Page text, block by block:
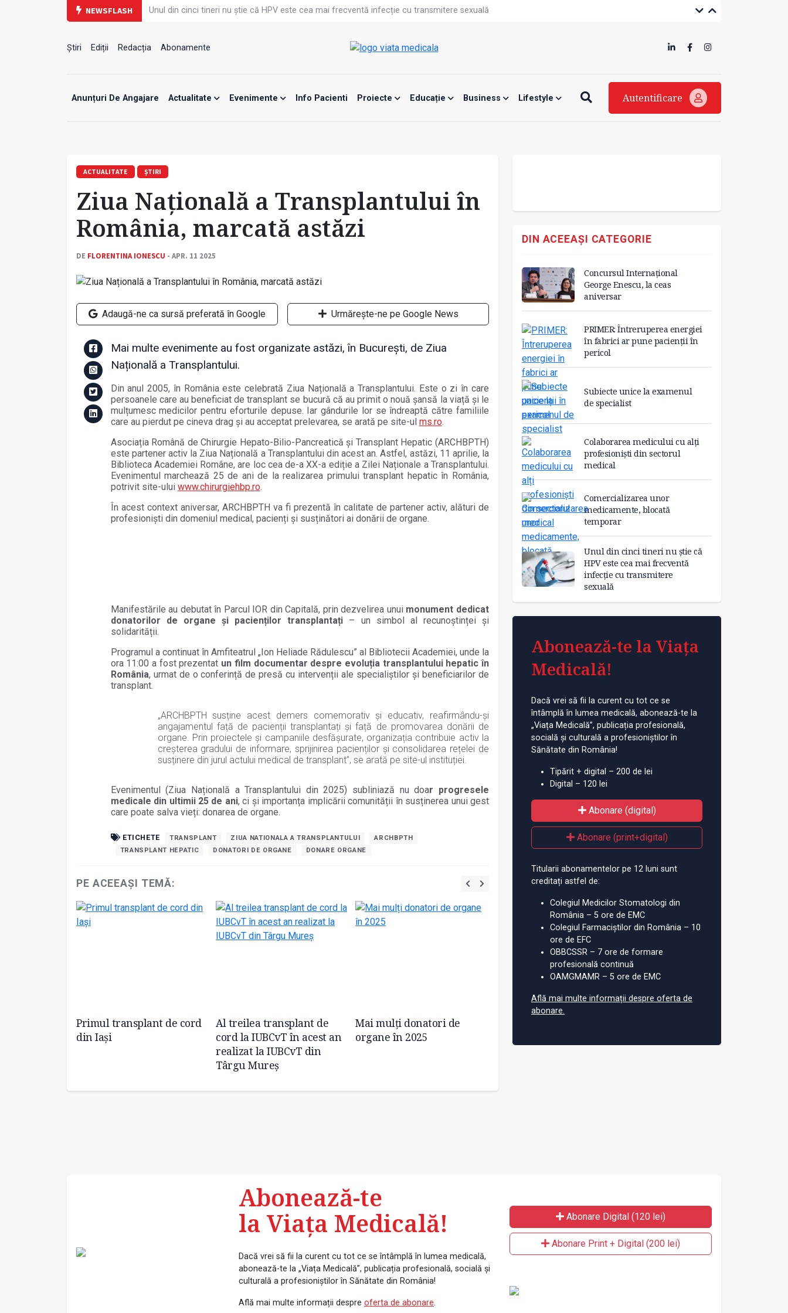
NEWSFLASH
Unul din cinci tineri nu știe că HPV este cea mai frecventă infecție cu transmitere sexuală
Comercializarea unor medicamente, blocată temporar
Un nou studiu pentru testarea unui vaccin împotriva tulpinei Bundibugyo a virusului Ebola
Știri Ediții Redacția Abonamente
Anunțuri De Angajare Actualitate Evenimente Info Pacienti Proiecte Educație Business Lifestyle Autentificare
ACTUALITATE ȘTIRI
Ziua Națională a Transplantului în
România, marcată astăzi
DE FLORENTINA IONESCU - APR. 11 2025
Adaugă-ne ca sursă preferată în Google Urmărește-ne pe Google News
Mai multe evenimente au fost organizate astăzi, în București, de Ziua
Națională a Transplantului.
Din anul 2005, în România este celebrată Ziua Națională a Transplantului. Este o zi în care
persoanele care au beneficiat de transplant se bucură că au primit o nouă șansă la viață și le
mulțumesc medicilor pentru eforturile depuse. Iar gândurile lor se îndreaptă către familiile
care au pierdut pe cineva drag și au acceptat prelevarea, se arată pe site-ul ms.ro.
Asociația Română de Chirurgie Hepato-Bilio-Pancreatică și Transplant Hepatic (ARCHBPTH)
este partener activ la Ziua Națională a Transplantului din acest an. Astfel, astăzi, 11 aprilie, la
Biblioteca Academiei Române, are loc cea de-a XX-a ediție a Zilei Naționale a Transplantului.
Evenimentul marchează 25 de ani de la realizarea primului transplant hepatic în România,
potrivit site-ului www.chirurgiehbp.ro.
În acest context aniversar, ARCHBPTH va fi prezentă în calitate de partener activ, alături de
profesioniști din domeniul medical, pacienți și susținători ai donării de organe.
Manifestările au debutat în Parcul IOR din Capitală, prin dezvelirea unui monument dedicat
donatorilor de organe și pacienților transplantați – un simbol al recunoștinței și
solidarității.
Programul a continuat în Amfiteatrul „Ion Heliade Rădulescu” al Bibliotecii Academiei, unde la
ora 11:00 a fost prezentat un film documentar despre evoluția transplantului hepatic în
România, urmat de o conferință de presă cu intervenții ale specialiștilor și beneficiarilor de
transplant.
„ARCHBPTH susține acest demers comemorativ și educativ, reafirmându-și
angajamentul față de pacienții transplantați și față de promovarea donării de
organe. Prin proiectele și campaniile desfășurate, organizația contribuie activ la
creșterea gradului de informare, sprijinirea pacienților și consolidarea rețelei de
susținere din jurul actului medical de transplant”, se arată pe site-ul instituției.
Evenimentul (Ziua Națională a Transplantului din 2025) subliniază nu doar progresele
medicale din ultimii 25 de ani, ci și importanța implicării comunității în susținerea unui gest
care poate salva vieți: donarea de organe.
ETICHETE TRANSPLANT ZIUA NATIONALA A TRANSPLANTULUI
ARCHBPTH
TRANSPLANT HEPATIC
DONATORI DE ORGANE DONARE ORGANE
PE ACEEAȘI TEMĂ:
Primul transplant de cord
din Iași
Al treilea transplant de
cord la IUBCvT în acest an
realizat la IUBCvT din
Târgu Mureş
Mai mulți donatori de
organe în 2025
DIN ACEEAȘI CATEGORIE
Concursul Internațional
George Enescu, la ceas
aniversar
PRIMER: Întreruperea energiei
în fabrici ar pune pacienții în
pericol
Subiecte unice la examenul
de specialist
Colaborarea medicului cu alți
profesioniști din sectorul
medical
Comercializarea unor
medicamente, blocată
temporar
Unul din cinci tineri nu știe că
HPV este cea mai frecventă
infecție cu transmitere
sexuală
Abonează-te la Viața
Medicală!
Dacă vrei să fii la curent cu tot ce se
întâmplă în lumea medicală, abonează-te la
„Viața Medicală”, publicația profesională,
socială și culturală a profesioniștilor în
Sănătate din România!
Tipărit + digital – 200 de lei
Digital – 120 lei
Abonare (digital)
Abonare (print+digital)
Titularii abonamentelor pe 12 luni sunt
creditați astfel de:
Colegiul Medicilor Stomatologi din
România – 5 ore de EMC
Colegiul Farmaciștilor din România – 10
ore de EFC
OBBCSSR – 7 ore de formare
profesională continuă
OAMGMAMR – 5 ore de EMC
Află mai multe informații despre oferta de
abonare.
Abonează-te
la Viața Medicală!
Dacă vrei să fii la curent cu tot ce se întâmplă în lumea medicală,
abonează-te la „Viața Medicală”, publicația profesională, socială și
culturală a profesioniștilor în Sănătate din România!
Află mai multe informații despre oferta de abonare.
Abonare Digital (120 lei)
Abonare Print + Digital (200 lei)